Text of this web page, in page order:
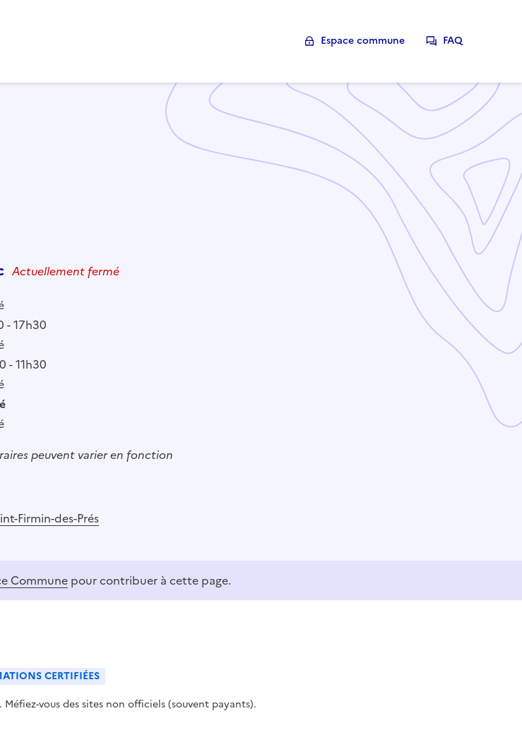
Espace commune FAQ
Actuellement fermé
- 17h30
- 11h30
peuvent varier en fonction
Firmin-des-Prés
Commune pour contribuer à cette page.
CERTIFIÉES
vous des sites non officiels (souvent payants).